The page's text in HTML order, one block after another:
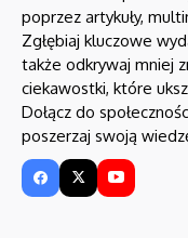
poprzez artykuły,
Zgłębiaj kluczowe
także odkrywaj mniej
ciekawostki, które
Dołącz do
poszerzaj swoją